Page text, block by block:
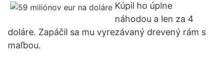
Kúpil ho úplne
náhodou a len za 4
doláre. Zapáčil sa mu vyrezávaný drevený rám s
maľbou.